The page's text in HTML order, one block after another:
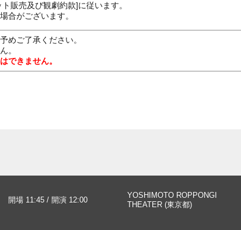
販売及び観劇約款]に従います。
合がございます。
めご了承ください。
。
できません。
開場 11:45 / 開演 12:00
YOSHIMOTO ROPPONGI
THEATER (東京都)